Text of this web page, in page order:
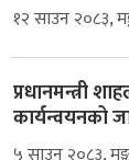
१२ साउन २०८३,
प्रधानमन्त्री
कार्यन्वयनको